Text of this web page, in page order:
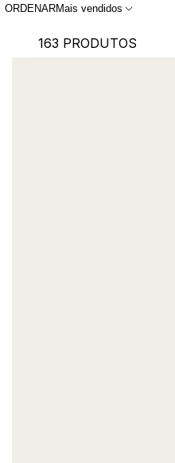
ORDENARMais vendidos
163 PRODUTOS